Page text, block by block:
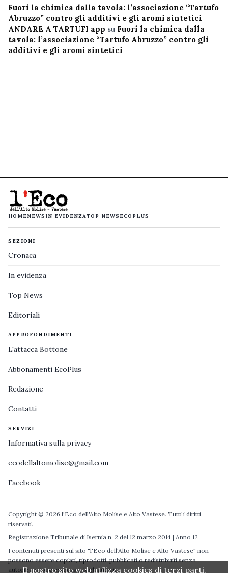
Fuori la chimica dalla tavola: l’associazione “Tartufo
Abruzzo” contro gli additivi e gli aromi sintetici
ANDARE A TARTUFI app su Fuori la chimica dalla
tavola: l’associazione “Tartufo Abruzzo” contro gli
additivi e gli aromi sintetici
HOMENEWS IN EVIDENZATOP NEWS ECOPLUS
SEZIONI
Cronaca
In evidenza
Top News
Editoriali
APPROFONDIMENTI
L'attacca Bottone
Abbonamenti EcoPlus
Redazione
Contatti
SERVIZI
Informativa sulla privacy
ecodellaltomolise@gmail.com
Facebook
Copyright © 2026 l'Eco dell'Alto Molise e Alto Vastese. Tutti i diritti
riservati.
Registrazione Tribunale di Isernia n. 2 del 12 marzo 2014 | Anno 12
I contenuti presenti sul sito "l'Eco dell'Alto Molise e Alto Vastese" non
possono essere copiati, riprodotti, pubblicati o redistribuiti senza
autorizzazione espressa degli autori.
Il nostro sito web utilizza cookies di terzi parti.